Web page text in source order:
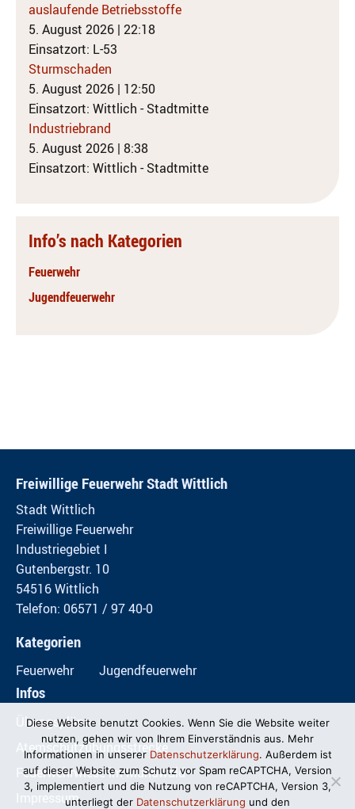
auslaufende Betriebsstoffe
5. August 2026 | 22:18
Einsatzort: L-53
Sturmschaden
5. August 2026 | 12:50
Einsatzort: Wittlich - Stadtmitte
Industriebrand
5. August 2026 | 8:38
Einsatzort: Wittlich - Stadtmitte
Info’s nach Kategorien
Feuerwehr
Jugendfeuerwehr
Freiwillige Feuerwehr Stadt Wittlich
Stadt Wittlich
Freiwillige Feuerwehr
Industriegebiet I
Gutenbergstr. 10
54516 Wittlich
Telefon: 06571 / 97 40-0
Kategorien
Feuerwehr Jugendfeuerwehr
Infos
Übungspläne
Atemschutzübungsstrecke
Feuerwehrwiese im Mundwald
Impressum
Diese Website benutzt Cookies. Wenn Sie die Website weiter
nutzen, gehen wir von Ihrem Einverständnis aus. Mehr
Informationen in unserer Datenschutzerklärung. Außerdem ist
auf dieser Website zum Schutz vor Spam reCAPTCHA, Version
3, implementiert und die Nutzung von reCAPTCHA, Version 3,
unterliegt der Datenschutzerklärung und den